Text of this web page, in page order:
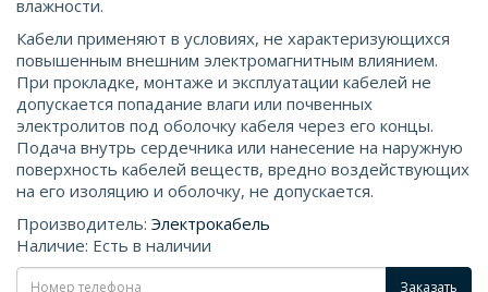
влажности.
Кабели применяют в условиях, не характеризующихся
повышенным внешним электромагнитным влиянием.
При прокладке, монтаже и эксплуатации кабелей не
допускается попадание влаги или почвенных
электролитов под оболочку кабеля через его концы.
Подача внутрь сердечника или нанесение на наружную
поверхность кабелей веществ, вредно воздействующих
на его изоляцию и оболочку, не допускается.
Производитель: Электрокабель
Наличие: Есть в наличии
Заказать